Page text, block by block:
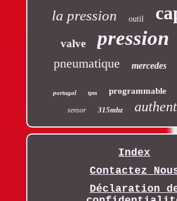
la pression outil
valve pression
pneumatique mercedes
portugal tpm programmable
sensor 315mhz
Index
Contactez
Déclaration